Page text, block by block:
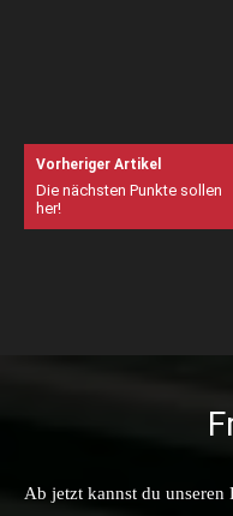
Vorheriger Artikel
Die nächsten Punkte sollen
her!
Ab jetzt kannst du